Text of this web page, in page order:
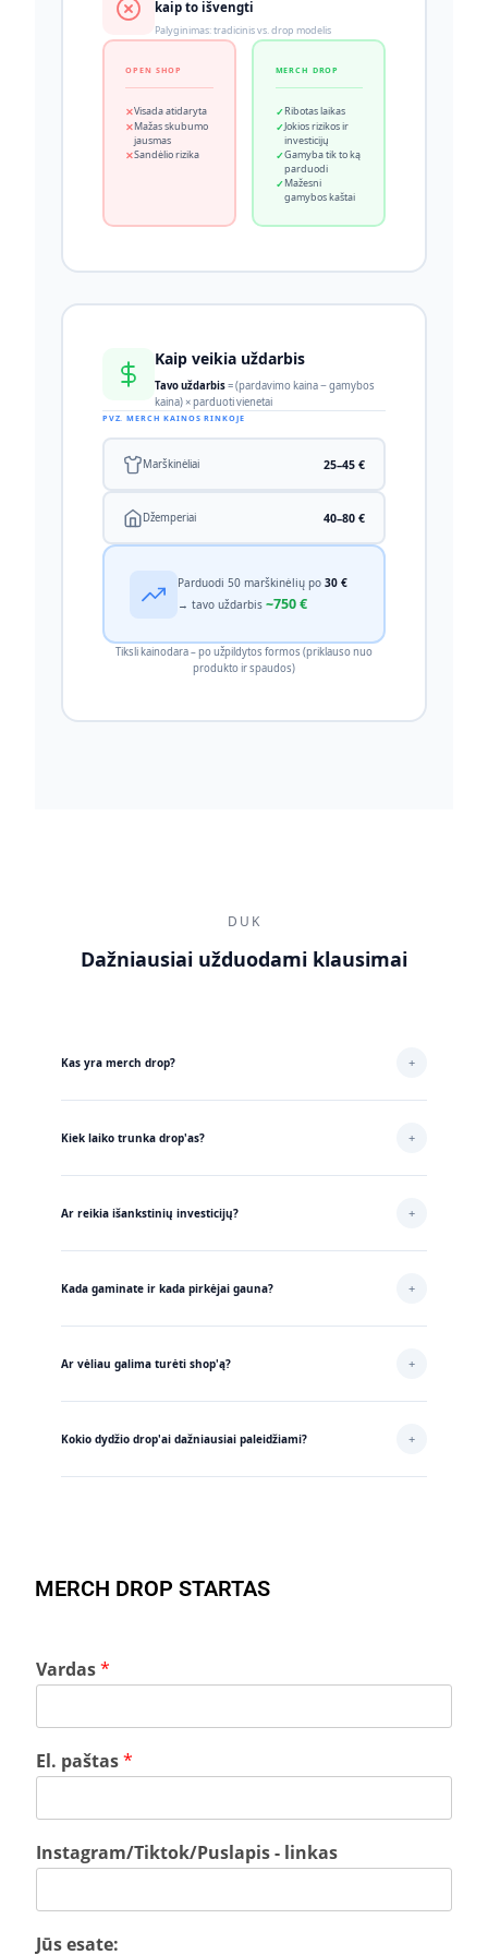
kaip to išvengti
Palyginimas: tradicinis vs. drop modelis
OPEN SHOP
Visada atidaryta
Mažas skubumo
jausmas
Sandėlio rizika
MERCH DROP
Ribotas laikas
Jokios rizikos ir
investicijų
Gamyba tik to ką
parduodi
Mažesni
gamybos kaštai
Kaip veikia uždarbis
Tavo uždarbis= (pardavimo kaina − gamybos
kaina) × parduoti vienetai
PVZ. MERCH KAINOS RINKOJE
Marškinėliai 25–45 €
Džemperiai 40–80 €
Parduodi 50 marškinėlių po30 €
→ tavo uždarbis~750 €
Tiksli kainodara – po užpildytos formos (priklauso nuo
produkto ir spaudos)
DUK
Dažniausiai užduodami klausimai
Kas yra merch drop? +
Kiek laiko trunka drop'as? +
Ar reikia išankstinių investicijų? +
Kada gaminate ir kada pirkėjai gauna? +
savaites.
Ar vėliau galima turėti shop'ą? +
Kokio dydžio drop'ai dažniausiai paleidžiami? +
MERCH DROP STARTAS
Vardas*
El. paštas*
Instagram/Tiktok/Puslapis - linkas
Jūs esate: